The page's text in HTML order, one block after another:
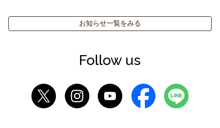
お知らせ一覧をみる
Follow us